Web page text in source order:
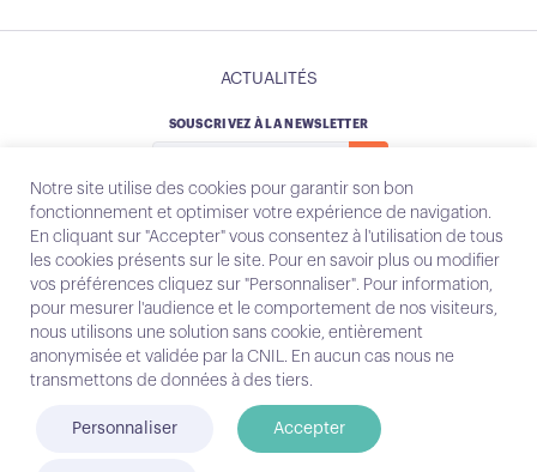
ACTUALITÉS
SOUSCRIVEZ À LA NEWSLETTER
Instagram
Email
Contact
© Conecteo 2025
Notre site utilise des cookies pour garantir son bon
fonctionnement et optimiser votre expérience de navigation.
En cliquant sur "Accepter" vous consentez à l'utilisation de tous
les cookies présents sur le site. Pour en savoir plus ou modifier
vos préférences cliquez sur "Personnaliser". Pour information,
pour mesurer l'audience et le comportement de nos visiteurs,
nous utilisons une solution sans cookie, entièrement
anonymisée et validée par la CNIL. En aucun cas nous ne
transmettons de données à des tiers.
Personnaliser Accepter